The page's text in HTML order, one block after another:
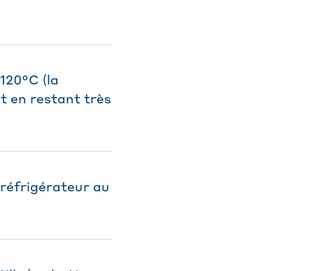
(la
en restant très
au